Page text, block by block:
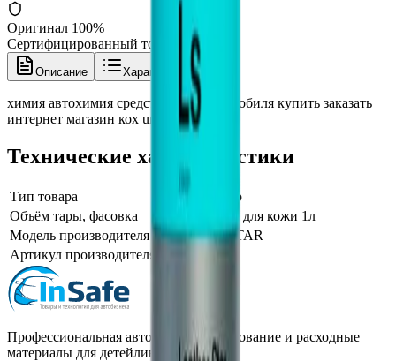
Оригинал 100%
Сертифицированный товар
Описание Характеристики
химия автохимия средство авто автомобиля купить заказать
интернет магазин кох unna
Технические характеристики
Тип товара
Кондиционер
Объём тары, фасовка
кондиционер для кожи 1л
Модель производителя
LEATHER STAR
Артикул производителя
Профессиональная автохимия, оборудование и расходные
материалы для детейлинга.